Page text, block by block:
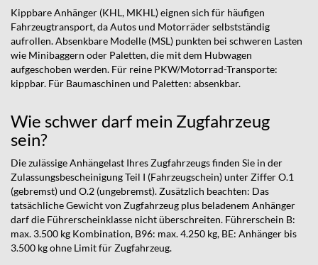
Kippbare Anhänger (KHL, MKHL) eignen sich für häufigen
Fahrzeugtransport, da Autos und Motorräder selbstständig
aufrollen. Absenkbare Modelle (MSL) punkten bei schweren Lasten
wie Minibaggern oder Paletten, die mit dem Hubwagen
aufgeschoben werden. Für reine PKW/Motorrad-Transporte:
kippbar. Für Baumaschinen und Paletten: absenkbar.
Wie schwer darf mein Zugfahrzeug
sein?
Die zulässige Anhängelast Ihres Zugfahrzeugs finden Sie in der
Zulassungsbescheinigung Teil I (Fahrzeugschein) unter Ziffer O.1
(gebremst) und O.2 (ungebremst). Zusätzlich beachten: Das
tatsächliche Gewicht von Zugfahrzeug plus beladenem Anhänger
darf die Führerscheinklasse nicht überschreiten. Führerschein B:
max. 3.500 kg Kombination, B96: max. 4.250 kg, BE: Anhänger bis
3.500 kg ohne Limit für Zugfahrzeug.